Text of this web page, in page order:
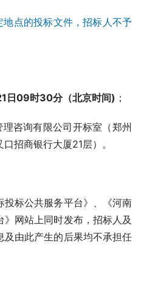
点的投标文件，招标人不予
日09时30分（北京时间) ；
咨询有限公司开标室（郑州
招商银行大厦21层）。
标公共服务平台》、《河南
网站上同时发布，招标人及
由此产生的后果均不承担任